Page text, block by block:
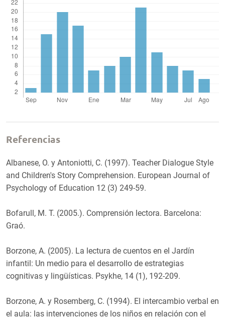
Referencias
Albanese, O. y Antoniotti, C. (1997). Teacher Dialogue Style
and Children's Story Comprehension. European Journal of
Psychology of Education 12 (3) 249-59.
Bofarull, M. T. (2005.). Comprensión lectora. Barcelona:
Graó.
Borzone, A. (2005). La lectura de cuentos en el Jardín
infantil: Un medio para el desarrollo de estrategias
cognitivas y lingüísticas. Psykhe, 14 (1), 192-209.
Borzone, A. y Rosemberg, C. (1994). El intercambio verbal en
el aula: las intervenciones de los niños en relación con el